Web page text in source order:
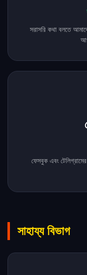
সরাসরি কথা বলতে
ফেসবুক এবং
সাহায্য বিভাগ